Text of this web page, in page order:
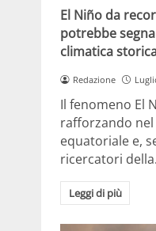
El Niño da
potrebbe
climatica
Redazione
Il fenomeno El
rafforzando nel
equatoriale e,
ricercatori
Leggi di più